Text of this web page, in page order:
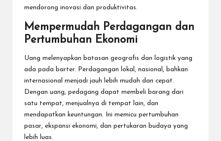
mendorong inovasi dan produktivitas.
Mempermudah Perdagangan dan
Pertumbuhan Ekonomi
Uang melenyapkan batasan geografis dan logistik yang
ada pada barter. Perdagangan lokal, nasional, bahkan
internasional menjadi jauh lebih mudah dan cepat.
Dengan uang, pedagang dapat membeli barang dari
satu tempat, menjualnya di tempat lain, dan
mendapatkan keuntungan. Ini memicu pertumbuhan
pasar, ekspansi ekonomi, dan pertukaran budaya yang
lebih luas.